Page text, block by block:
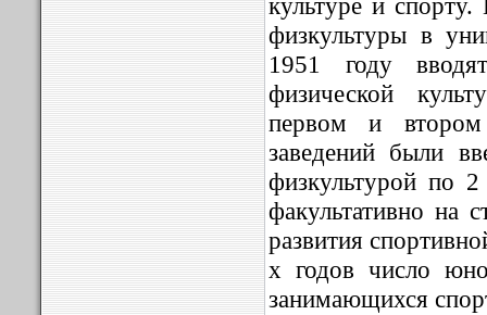
культуре и
физкультуры в
1951 году
физической
первом и
заведений были
физкультурой по
факультативно на
развития
х годов число
занимающихся